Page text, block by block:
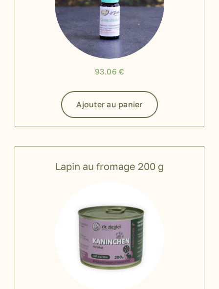
93.06€
Ajouter au panier
Lapin au fromage 200 g